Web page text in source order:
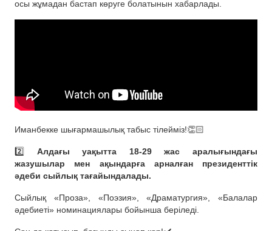
осы жұмадан бастап көруге болатынын хабарлады.
Иманбекке шығармашылық табыс тілейміз!👏🏻
2️⃣
Алдағы уақытта 18-29 жас аралығындағы
жазушылар мен ақындарға арналған президенттік
әдеби сыйлық тағайындалады.
Сыйлық «Проза», «Поэзия», «Драматургия», «Балалар
әдебиеті» номинациялары бойынша беріледі.